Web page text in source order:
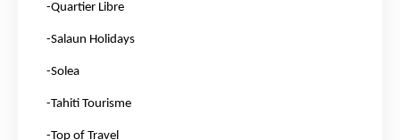
-Quartier Libre
-Salaun Holidays
-Solea
-Tahiti Tourisme
-Top of Travel